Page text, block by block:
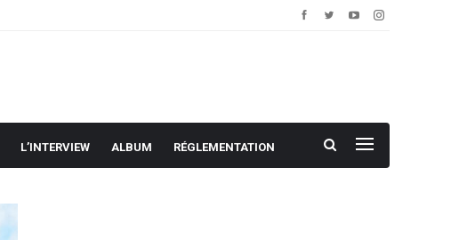
L’INTERVIEW ALBUM RÉGLEMENTATION